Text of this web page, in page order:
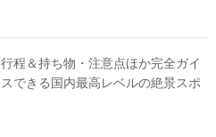
程＆持ち物・注意点ほか完全ガイ
できる国内最高レベルの絶景スポ